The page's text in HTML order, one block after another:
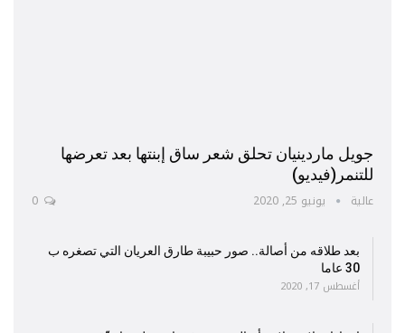
جويل ماردينيان تحلق شعر ساق إبنتها بعد تعرضها
للتنمر(فيديو)
عالية يونيو 25, 2020
بعد طلاقه من أصالة.. صور حبيبة طارق العريان التي تصغره ب
30 عاما
أغسطس 17, 2020